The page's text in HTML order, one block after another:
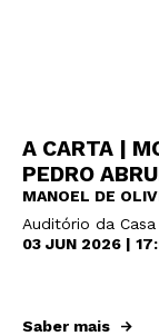
A CARTA |
PEDRO
MANOEL DE
Auditório da
03 JUN 2026 |
Saber mais